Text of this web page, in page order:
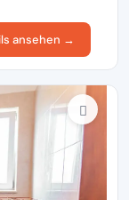
ansehen →